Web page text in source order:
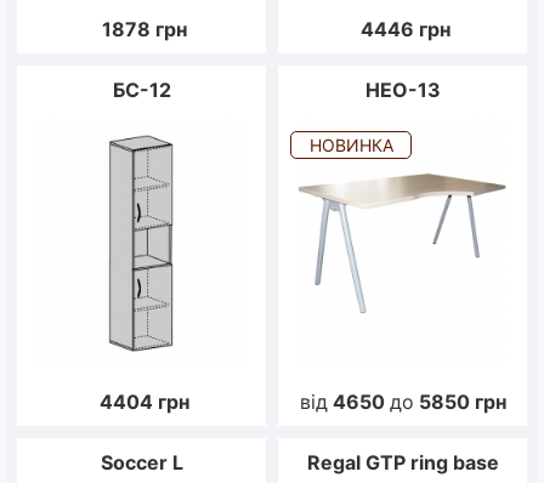
1878 грн 4446 грн
БС-12
4404 грн
НЕО-13
НОВИНКА
від 4650 до 5850 грн
Soccer L Regal GTP ring base